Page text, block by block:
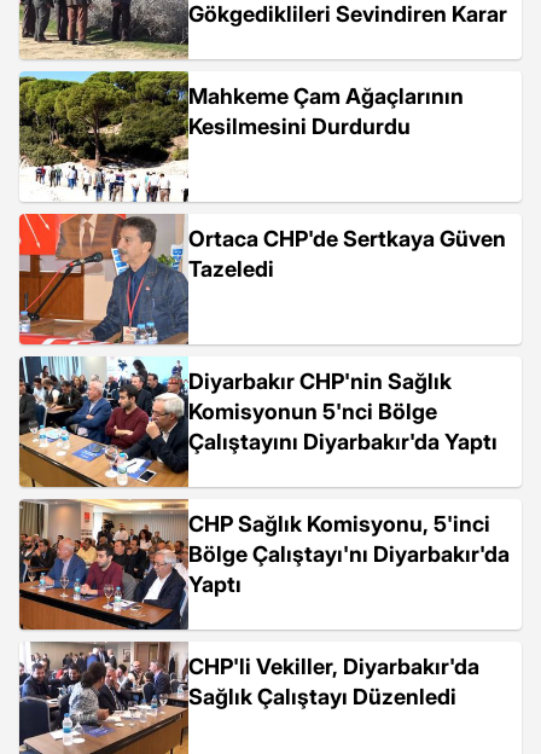
Gökgediklileri Sevindiren Karar
Mahkeme Çam Ağaçlarının
Kesilmesini Durdurdu
Ortaca CHP'de Sertkaya Güven
Tazeledi
Diyarbakır CHP'nin Sağlık
Komisyonun 5'nci Bölge
Çalıştayını Diyarbakır'da Yaptı
CHP Sağlık Komisyonu, 5'inci
Bölge Çalıştayı'nı Diyarbakır'da
Yaptı
CHP'li Vekiller, Diyarbakır'da
Sağlık Çalıştayı Düzenledi